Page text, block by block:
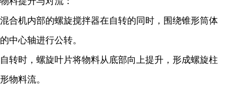
混合机内部的螺旋搅拌器在自转的同时，围绕锥形筒体
的中心轴进行公转。
自转时，螺旋叶片将物料从底部向上提升，形成螺旋柱
形物料流。